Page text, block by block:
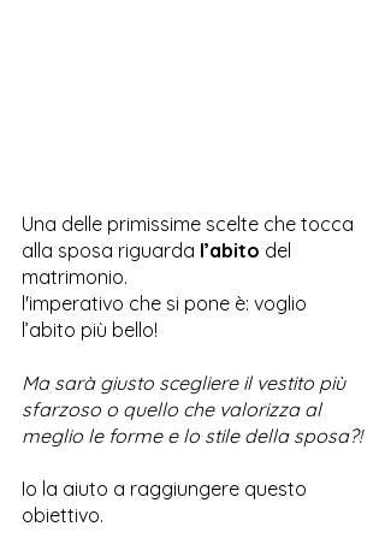
Una delle primissime scelte che tocca
alla sposa riguarda l’abito del
matrimonio.
l'imperativo che si pone è: voglio
l’abito più bello!
Ma sarà giusto scegliere il vestito più
sfarzoso o quello che valorizza al
meglio le forme e lo stile della sposa?!
Io la aiuto a raggiungere questo
obiettivo.